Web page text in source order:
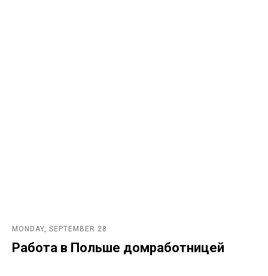
MONDAY, SEPTEMBER 28
Работа в Польше домработницей